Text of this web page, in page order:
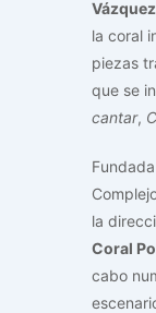
la coral
piezas
que se
cantar,
la
Coral
cabo